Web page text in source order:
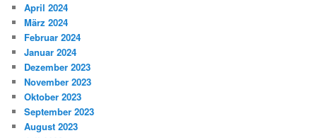
April 2024
März 2024
Februar 2024
Januar 2024
Dezember 2023
November 2023
Oktober 2023
September 2023
August 2023